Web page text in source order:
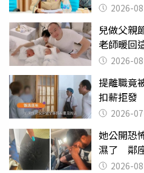
2026-
兒做父親
老師暖回
淚 2026-
提離職竟
扣薪拒發
2026-
她公開恐
濕了 鄰
2026-